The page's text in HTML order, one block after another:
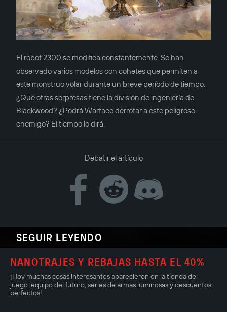
El robot 2300 se modifica constantemente. Se han
observado varios modelos con cohetes que permiten a
este monstruo volar durante un breve período de tiempo.
¿Qué otras sorpresas tiene la división de ingeniería de
Blackwood? ¿Podrá Warface derrotar a este peligroso
enemigo? El tiempo lo dirá.
Debatir el artículo
SEGUIR LEYENDO
NANOTRAJES Y REBAJAS HASTA EL 40%
¡Hoy muchas cosas interesantes aparecieron en la tienda del
juego: equipo del futuro, series de armas luminosas y descuentos
perfectos!